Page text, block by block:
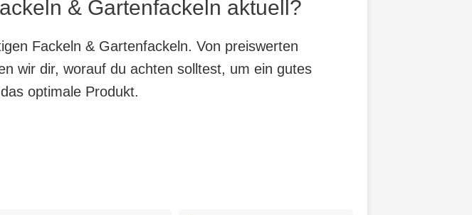
& Gartenfackeln aktuell?
Fackeln & Gartenfackeln. Von preiswerten
wir dir, worauf du achten solltest, um ein gutes
optimale Produkt.